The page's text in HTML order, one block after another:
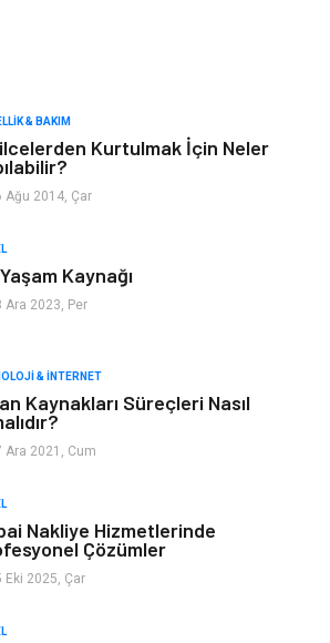
Organizasyon
Spor
Anne & Çocuk
& BAKIM
Kurtulmak İçin Neler
Ağu 2014, Çar
Kaynağı
Ara 2023, Per
& İNTERNET
Kaynakları Süreçleri Nasıl
Ara 2021, Cum
Nakliye Hizmetlerinde
Çözümler
2025, Çar